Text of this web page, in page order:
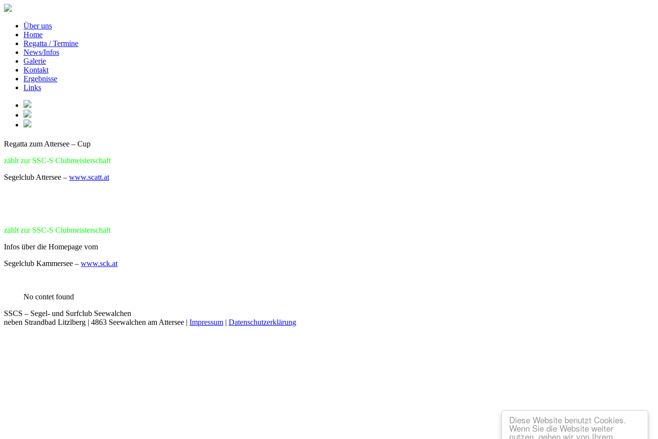
Diese Website benutzt Cookies.
Wenn Sie die Website weiter
nutzen, gehen wir von Ihrem
Über uns
Home
Regatta / Termine
News/Infos
Galerie
Kontakt
Ergebnisse
Links
Regatta zum Attersee – Cup
zählt zur SSC-S Clubmeisterschaft
Segelclub Attersee – www.scatt.at
zählt zur SSC-S Clubmeisterschaft
Infos über die Homepage vom
Segelclub Kammersee – www.sck.at
No contet found
SSCS – Segel- und Surfclub Seewalchen
neben Strandbad Litzlberg | 4863 Seewalchen am Attersee | Impressum | Datenschutzerklärung